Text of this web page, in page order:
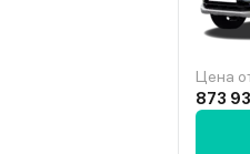
Цена
873